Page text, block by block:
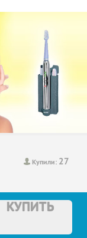
Купили: 27
КУПИТЬ